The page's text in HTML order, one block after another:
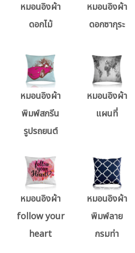
หมอนอิงผ้า
ดอกไม้
หมอนอิงผ้า
ดอกซากุระ
หมอนอิงผ้า
พิมพ์สกรีน
รูปรถยนต์
หมอนอิงผ้า
แผนที่
หมอนอิงผ้า
follow your
heart
หมอนอิงผ้า
พิมพ์ลาย
กรมท่า